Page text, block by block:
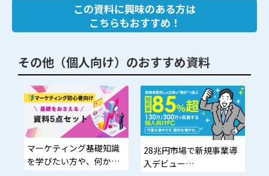
この資料に興味のある方は
こちらもおすすめ！
その他（個人向け）のおすすめ資料
マーケティング基礎知識
を学びたい方や、何から
28兆円市場で新規事業導
入デビュー